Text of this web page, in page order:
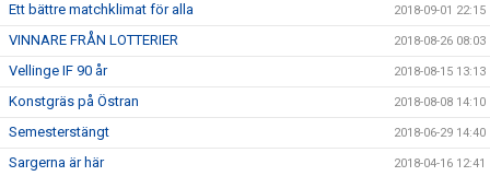
Ett bättre matchklimat för alla 2018-09-01 22:15
VINNARE FRÅN LOTTERIER 2018-08-26 08:03
Vellinge IF 90 år 2018-08-15 13:13
Konstgräs på Östran 2018-08-08 14:10
Semesterstängt 2018-06-29 14:40
Sargerna är här 2018-04-16 12:41